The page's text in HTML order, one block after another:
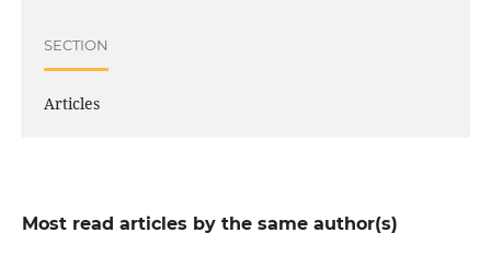
SECTION
Articles
Most read articles by the same author(s)